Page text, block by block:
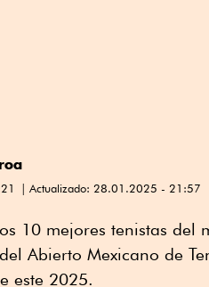
Actualizado: 28.01.2025 - 21:57
10 mejores tenistas del
Abierto Mexicano de
este 2025.